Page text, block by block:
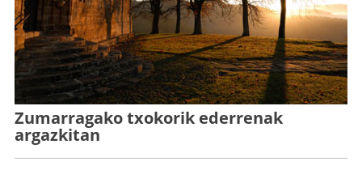
Zumarragako txokorik ederrenak
argazkitan